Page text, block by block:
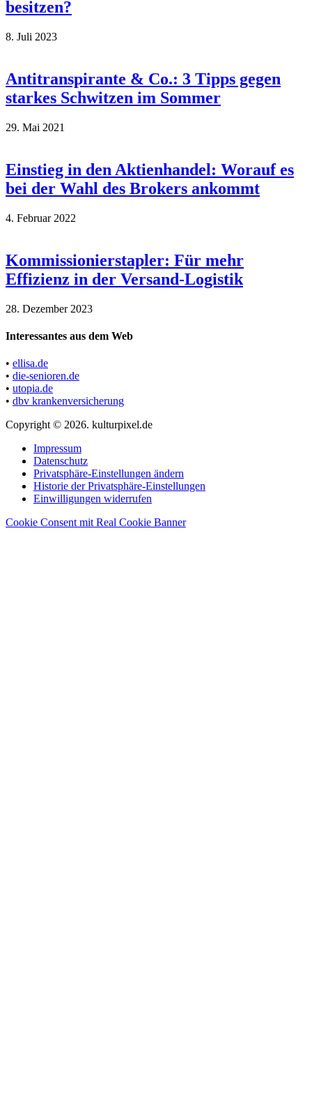
besitzen?
8. Juli 2023
Antitranspirante & Co.: 3 Tipps gegen
starkes Schwitzen im Sommer
29. Mai 2021
Einstieg in den Aktienhandel: Worauf es
bei der Wahl des Brokers ankommt
4. Februar 2022
Kommissionierstapler: Für mehr
Effizienz in der Versand-Logistik
28. Dezember 2023
Interessantes aus dem Web
• ellisa.de
• die-senioren.de
• utopia.de
• dbv krankenversicherung
Copyright © 2026. kulturpixel.de
Impressum
Datenschutz
Privatsphäre-Einstellungen ändern
Historie der Privatsphäre-Einstellungen
Einwilligungen widerrufen
Cookie Consent mit Real Cookie Banner